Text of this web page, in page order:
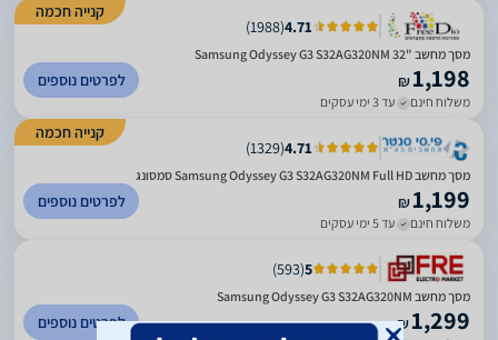
קנייה חכמה
4.71
(
1988
)
מסך מחשב "Samsung Odyssey G3 S32AG320NM 32
₪1,198
משלוח חינם עד 3 ימי עסקים
לפרטים נוספים
קנייה חכמה
4.71
(
1329
)
מסך מחשב Samsung Odyssey G3 S32AG320NM Full HD סמסונג
₪1,199
משלוח חינם עד 5 ימי עסקים
לפרטים נוספים
5
(
593
)
מסך מחשב Samsung Odyssey G3 S32AG320NM
₪1,299 לפרטים נוספים